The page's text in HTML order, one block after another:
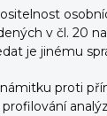
v čl. 20
je jinému
proti